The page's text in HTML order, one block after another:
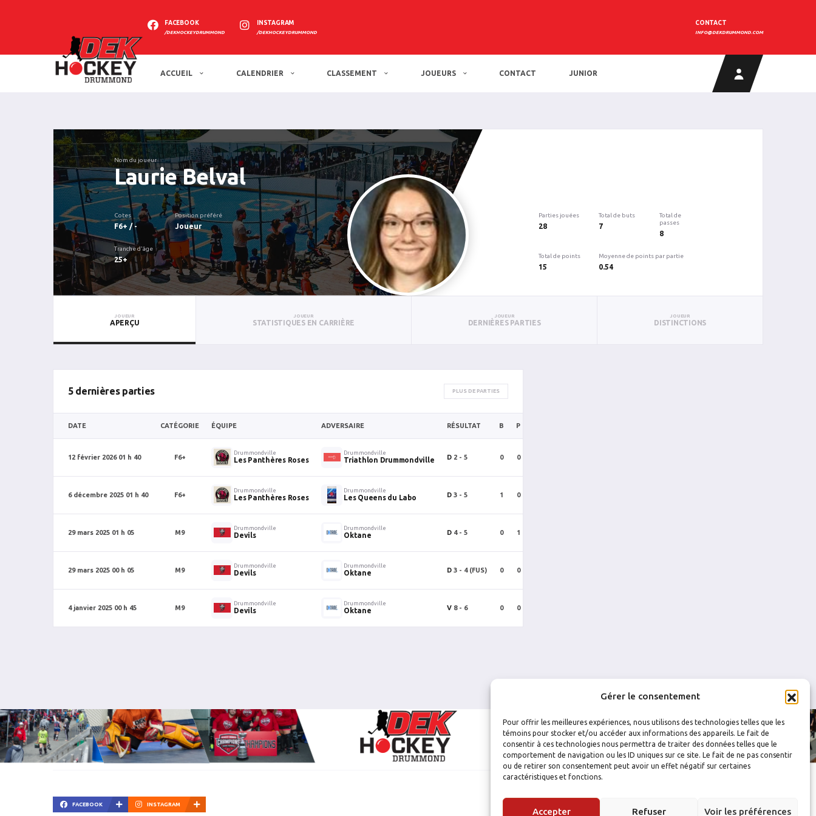
Gérer le consentement
Pour offrir les meilleures expériences, nous utilisons des technologies telles que les
témoins pour stocker et/ou accéder aux informations des appareils. Le fait de
consentir à ces technologies nous permettra de traiter des données telles que le
comportement de navigation ou les ID uniques sur ce site. Le fait de ne pas consentir
ou de retirer son consentement peut avoir un effet négatif sur certaines
caractéristiques et fonctions.
Accepter Refuser Voir les préférences
FACEBOOK
/DEKHOCKEYDRUMMOND
INSTAGRAM
/DEKHOCKEYDRUMMOND
CONTACT
INFO@DEKDRUMMOND.COM
ACCUEIL CALENDRIER CLASSEMENT JOUEURS CONTACT JUNIOR
Nom du joueur
Laurie Belval
Cotes
F6+ / -
Position préféré
Joueur
Tranche d'âge
25+
Parties jouées
28
Total de buts
7
Total de
passes
8
Total de points
15
Moyenne de points par partie
0.54
JOUEUR
APERÇU
JOUEUR
STATISTIQUES EN CARRIÈRE
JOUEUR
DERNIÈRES PARTIES
JOUEUR
DISTINCTIONS
5 dernières parties PLUS DE PARTIES
DATE CATÉGORIE ÉQUIPE ADVERSAIRE RÉSULTAT B P
12 février 2026 01 h 40 F6+
Drummondville
Les Panthères Roses
Drummondville
Triathlon Drummondville D 2 - 5 0 0
6 décembre 2025 01 h 40 F6+
Drummondville
Les Panthères Roses
Drummondville
Les Queens du Labo D 3 - 5 1 0
29 mars 2025 01 h 05 M9
Drummondville
Devils
Drummondville
Oktane D 4 - 5 0 1
29 mars 2025 00 h 05 M9
Drummondville
Devils
Drummondville
Oktane D 3 - 4 (FUS) 0 0
4 janvier 2025 00 h 45 M9
Drummondville
Devils
Drummondville
Oktane V 8 - 6 0 0
FACEBOOK INSTAGRAM